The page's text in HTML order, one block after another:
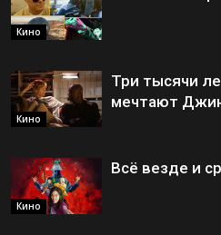
Кино
Кино
Три тысячи
мечтают
Кино
Всё везде и